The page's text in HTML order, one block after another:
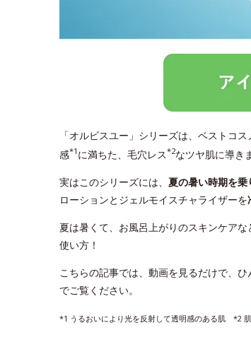
「オルビスユー」シリーズは、ベストコ
感*1 に満ちた、毛穴レス*2なツヤ肌に導き
実はこのシリーズには、 夏の暑い時期を
ローションとジェルモイスチャライザーを
夏は暑くて、お風呂上がりのスキンケア
使い方！
こちらの記事では、動画を見るだけで、
でご覧ください。
*1 うるおいにより光を反射して透明感のある肌 *2